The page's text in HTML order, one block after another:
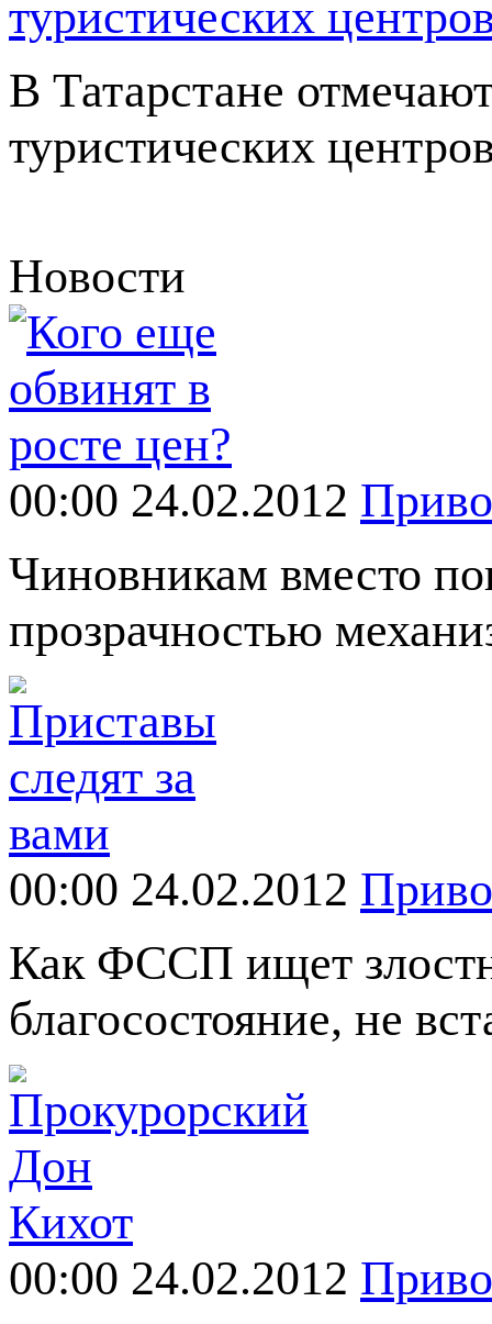
В Татарстане
туристических
Новости
00:00 24.02.2012
Чиновникам вместо
прозрачностью
00:00 24.02.2012
Как ФССП ищет
благосостояние, не
00:00 24.02.2012